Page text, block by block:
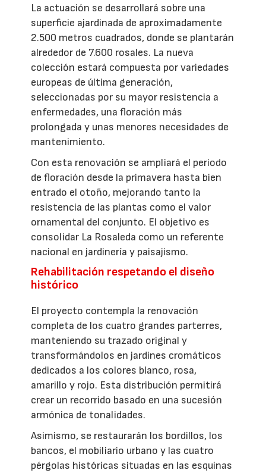
La actuación se desarrollará sobre una
superficie ajardinada de aproximadamente
2.500 metros cuadrados, donde se plantarán
alrededor de 7.600 rosales. La nueva
colección estará compuesta por variedades
europeas de última generación,
seleccionadas por su mayor resistencia a
enfermedades, una floración más
prolongada y unas menores necesidades de
mantenimiento.
Con esta renovación se ampliará el periodo
de floración desde la primavera hasta bien
entrado el otoño, mejorando tanto la
resistencia de las plantas como el valor
ornamental del conjunto. El objetivo es
consolidar La Rosaleda como un referente
nacional en jardinería y paisajismo.
Rehabilitación respetando el diseño
histórico
El proyecto contempla la renovación
completa de los cuatro grandes parterres,
manteniendo su trazado original y
transformándolos en jardines cromáticos
dedicados a los colores blanco, rosa,
amarillo y rojo. Esta distribución permitirá
crear un recorrido basado en una sucesión
armónica de tonalidades.
Asimismo, se restaurarán los bordillos, los
bancos, el mobiliario urbano y las cuatro
pérgolas históricas situadas en las esquinas